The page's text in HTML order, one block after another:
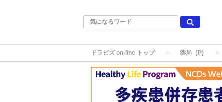
ドラビズ on-line トップ 薬局（P)